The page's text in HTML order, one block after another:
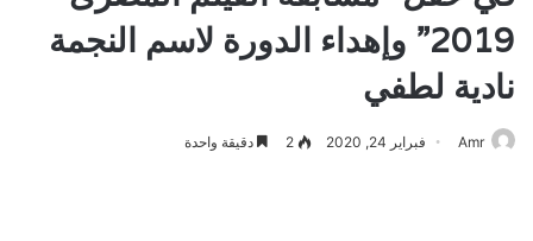
2019” وإهداء الدورة لاسم النجمة
نادية لطفي
Amr فبراير 24, 2020 2 دقيقة واحدة